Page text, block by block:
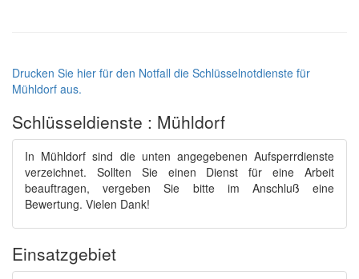
Drucken Sie hier für den Notfall die Schlüsselnotdienste für
Mühldorf aus.
Schlüsseldienste : Mühldorf
In Mühldorf sind die unten angegebenen Aufsperrdienste
verzeichnet. Sollten Sie einen Dienst für eine Arbeit
beauftragen, vergeben Sie bitte im Anschluß eine
Bewertung. Vielen Dank!
Einsatzgebiet